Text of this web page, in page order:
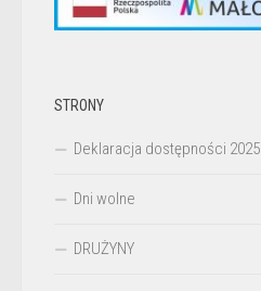
STRONY
Deklaracja dostępności 2025
Dni wolne
DRUŻYNY